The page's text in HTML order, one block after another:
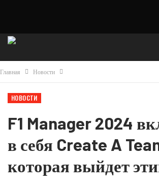
Главная Новости
НОВОСТИ
F1 Manager 2024
в себя Create A
которая выйдет